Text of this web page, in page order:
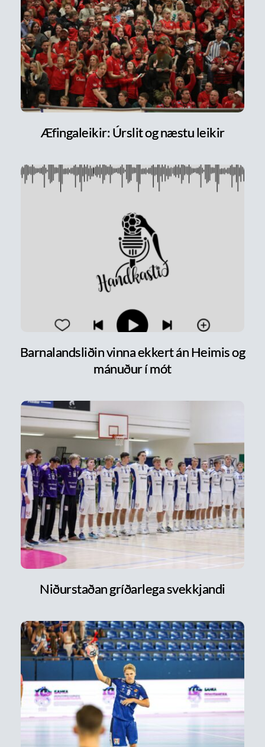
Æfingaleikir: Úrslit og næstu leikir
Barnalandsliðin vinna ekkert án Heimis og
mánuður í mót
Niðurstaðan gríðarlega svekkjandi